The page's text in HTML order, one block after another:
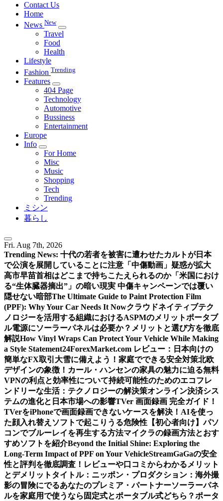
Contact Us
Home
News New
Travel
Food
Health
Lifestyle
Fashion Trending
Features
404 Page
Technology
Automotive
Bussiness
Entertainment
Europe
Info
For Home
Misc
Music
Shopping
Tech
Trending
ミシン
暮らし
Fri. Aug 7th, 2026
Trending News: 十代の若者を被害に遭わせたカルトが日本
で公演を展開していることに注意 「中傷動画」疑惑が拡大
高市早苗首相はどこまで持ちこたえられるのか「米国におけ
る“生体臓器摘出”」の暗い現実 中傷キャンペーンでは覆い
隠せない暗部The Ultimate Guide to Paint Protection Film
(PPF): Why Your Car Needs It Nowクラウドネイティブテク
ノロジーを活用する組織におけるASPMのメリットポータブ
ル電源にソーラーパネルは必要か？メリットと選び方を徹底
解説How Vinyl Wraps Can Protect Your Vehicle While Making
a Style Statement24ForexMarket.com レビュー：日本向けの
簡単なFX取引 大雪に備えよう！家庭でできる安全対策北欧
デザインの象徴！カール・ハンセンの家具の魅力に迫る無料
VPNの利点と効率性について持続可能性のためのエコフレ
ンドリーな生活：テクノロジーの解決策オンライン決済シス
テムの進化と日本市場への影響TVer 画面録画 完全ガイド！
TVerをiPhoneで画面録画できないケースを解決！ AIを使っ
た顔入れ替えソフトで起こりうる危険性 【初心者向け】パソ
コンでブルーレイを再生する方法マイクラの録画方法とおす
すめソフトを紹介Beyond the Initial Shine: Exploring the
Long-Term Impact of PPF on Your VehicleStreamGaGaの安全
性と評判を徹底調査！レビューや口コミからわかるメリット
とデメリット タイトル：ニッポン・プロダクション：海外撮
影の冒険にでるあなたのプレミア・パートナーソーラーパネ
ルを家庭用で使うなら固定式とポータブル式どちら？ポータ